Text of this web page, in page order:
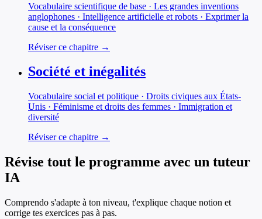
Vocabulaire scientifique de base · Les grandes inventions
anglophones · Intelligence artificielle et robots · Exprimer la
cause et la conséquence
Réviser ce chapitre →
Société et inégalités
Vocabulaire social et politique · Droits civiques aux États-
Unis · Féminisme et droits des femmes · Immigration et
diversité
Réviser ce chapitre →
Révise tout le programme avec un tuteur
IA
Comprendo s'adapte à ton niveau, t'explique chaque notion et
corrige tes exercices pas à pas.